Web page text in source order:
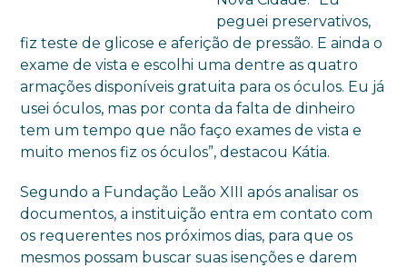
peguei preservativos,
fiz teste de glicose e aferição de pressão. E ainda o
exame de vista e escolhi uma dentre as quatro
armações disponíveis gratuita para os óculos. Eu já
usei óculos, mas por conta da falta de dinheiro
tem um tempo que não faço exames de vista e
muito menos fiz os óculos”, destacou Kátia.
Segundo a Fundação Leão XIII após analisar os
documentos, a instituição entra em contato com
os requerentes nos próximos dias, para que os
mesmos possam buscar suas isenções e darem